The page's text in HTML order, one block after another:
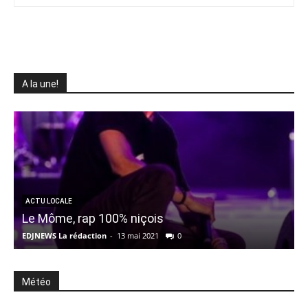
A la une!
ACTU LOCALE
Le Môme, rap 100% niçois
EDJNEWS La rédaction - 13 mai 2021 0
Météo